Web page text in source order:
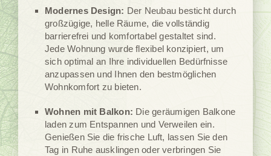
Modernes Design: Der Neubau besticht durch
großzügige, helle Räume, die vollständig
barrierefrei und komfortabel gestaltet sind.
Jede Wohnung wurde flexibel konzipiert, um
sich optimal an Ihre individuellen Bedürfnisse
anzupassen und Ihnen den bestmöglichen
Wohnkomfort zu bieten.
Wohnen mit Balkon: Die geräumigen Balkone
laden zum Entspannen und Verweilen ein.
Genießen Sie die frische Luft, lassen Sie den
Tag in Ruhe ausklingen oder verbringen Sie